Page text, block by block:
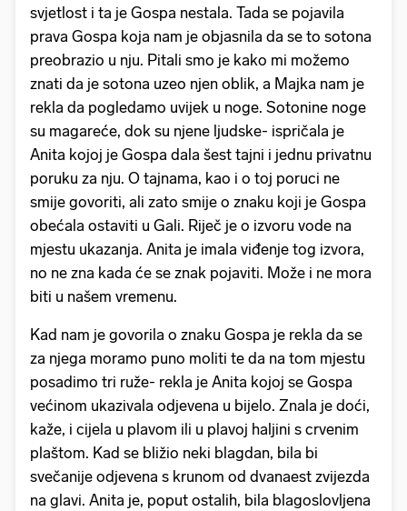
svjetlost i ta je Gospa nestala. Tada se pojavila
prava Gospa koja nam je objasnila da se to sotona
preobrazio u nju. Pitali smo je kako mi možemo
znati da je sotona uzeo njen oblik, a Majka nam je
rekla da pogledamo uvijek u noge. Sotonine noge
su magareće, dok su njene ljudske- ispričala je
Anita kojoj je Gospa dala šest tajni i jednu privatnu
poruku za nju. O tajnama, kao i o toj poruci ne
smije govoriti, ali zato smije o znaku koji je Gospa
obećala ostaviti u Gali. Riječ je o izvoru vode na
mjestu ukazanja. Anita je imala viđenje tog izvora,
no ne zna kada će se znak pojaviti. Može i ne mora
biti u našem vremenu.
Kad nam je govorila o znaku Gospa je rekla da se
za njega moramo puno moliti te da na tom mjestu
posadimo tri ruže- rekla je Anita kojoj se Gospa
većinom ukazivala odjevena u bijelo. Znala je doći,
kaže, i cijela u plavom ili u plavoj haljini s crvenim
plaštom. Kad se bližio neki blagdan, bila bi
svečanije odjevena s krunom od dvanaest zvijezda
na glavi. Anita je, poput ostalih, bila blagoslovljena